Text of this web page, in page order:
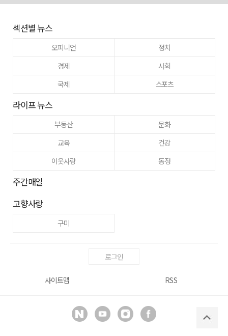
섹션별 뉴스
오피니언
정치
경제
사회
국제
스포츠
라이프 뉴스
부동산
문화
교육
건강
이웃사랑
동정
주간매일
고향사랑
구미
로그인
사이트맵 RSS